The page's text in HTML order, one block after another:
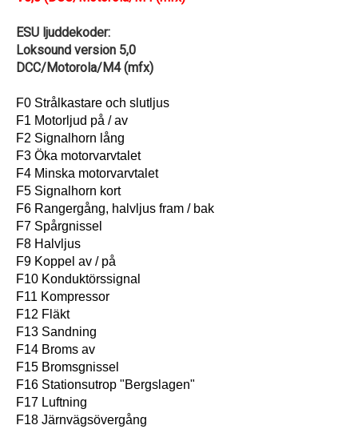
ESU ljuddekoder:
Loksound version 5,0
DCC/Motorola/M4 (mfx)
F0 Strålkastare och slutljus
F1 Motorljud på / av
F2 Signalhorn lång
F3 Öka motorvarvtalet
F4 Minska motorvarvtalet
F5 Signalhorn kort
F6 Rangergång, halvljus fram / bak
F7 Spårgnissel
F8 Halvljus
F9 Koppel av / på
F10 Konduktörssignal
F11 Kompressor
F12 Fläkt
F13 Sandning
F14 Broms av
F15 Bromsgnissel
F16 Stationsutrop "Bergslagen"
F17 Luftning
F18 Järnvägsövergång